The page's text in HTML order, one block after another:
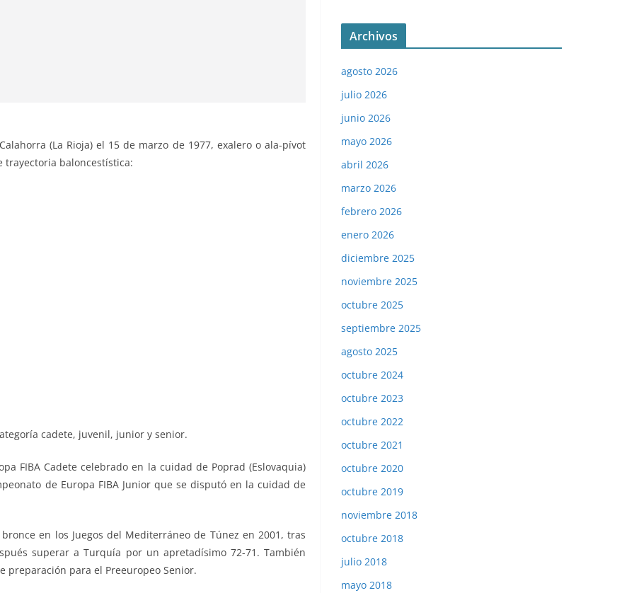
(La Rioja) el 15 de marzo de 1977, exalero o ala-pívot
trayectoria baloncestística:
cadete, juvenil, junior y senior.
FIBA Cadete celebrado en la cuidad de Poprad (Eslovaquia)
de Europa FIBA Junior que se disputó en la cuidad de
en los Juegos del Mediterráneo de Túnez en 2001, tras
superar a Turquía por un apretadísimo 72-71. También
preparación para el Preeuropeo Senior.
Archivos
agosto 2026
julio 2026
junio 2026
mayo 2026
abril 2026
marzo 2026
febrero 2026
enero 2026
diciembre 2025
noviembre 2025
octubre 2025
septiembre 2025
agosto 2025
octubre 2024
octubre 2023
octubre 2022
octubre 2021
octubre 2020
octubre 2019
noviembre 2018
octubre 2018
julio 2018
mayo 2018